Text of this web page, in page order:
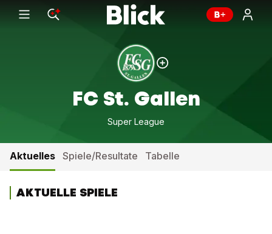
FC St. Gallen
Super League
Aktuelles Spiele/Resultate Tabelle
AKTUELLE SPIELE